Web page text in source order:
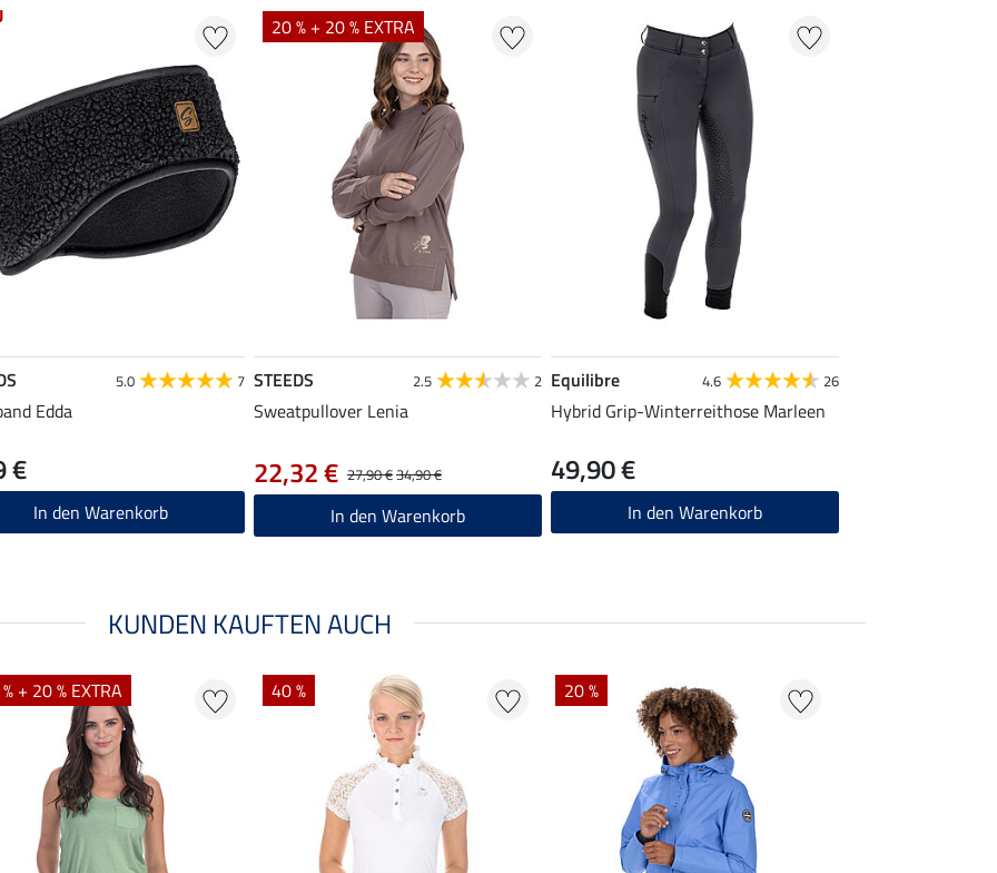
5.0 7
Edda
€
In den Warenkorb
20 % + 20 % EXTRA
STEEDS 2.5 2
Sweatpullover Lenia
27,90 €34,90 €
22,32 €
In den Warenkorb
Equilibre 4.6 26
Hybrid Grip-Winterreithose Marleen
49,90 €
In den Warenkorb
KUNDEN KAUFTEN AUCH
+ 20 % EXTRA 40 % 20 %